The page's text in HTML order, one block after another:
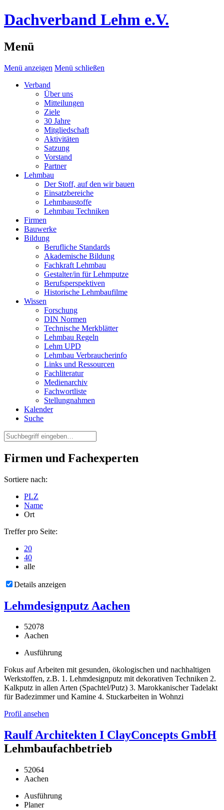
Dachverband Lehm e.V.
Menü
Menü anzeigen Menü schließen
Verband
Über uns
Mitteilungen
Ziele
30 Jahre
Mitgliedschaft
Aktivitäten
Satzung
Vorstand
Partner
Lehmbau
Der Stoff, auf den wir bauen
Einsatzbereiche
Lehmbaustoffe
Lehmbau Techniken
Firmen
Bauwerke
Bildung
Berufliche Standards
Akademische Bildung
Fachkraft Lehmbau
Gestalter/in für Lehmputze
Berufsperspektiven
Historische Lehmbaufilme
Wissen
Forschung
DIN Normen
Technische Merkblätter
Lehmbau Regeln
Lehm UPD
Lehmbau Verbraucherinfo
Links und Ressourcen
Fachliteratur
Medienarchiv
Fachwortliste
Stellungnahmen
Kalender
Suche
Firmen und Fachexperten
Sortiere nach:
PLZ
Name
Ort
Treffer pro Seite:
20
40
alle
Details anzeigen
Lehmdesignputz Aachen
52078
Aachen
Ausführung
Fokus auf Arbeiten mit gesunden, ökologischen und nachhaltigen
Werkstoffen, z.B. 1. Lehmdesignputz mit dekorativen Techniken 2.
Kalkputz in allen Arten (Spachtel/Putz) 3. Marokkanischer Tadelakt
für Badezimmer und Kamine 4. Stuckarbeiten in Wohnzi
Profil ansehen
Raulf Architekten I ClayConcepts GmbH
Lehmbaufachbetrieb
52064
Aachen
Ausführung
Planer